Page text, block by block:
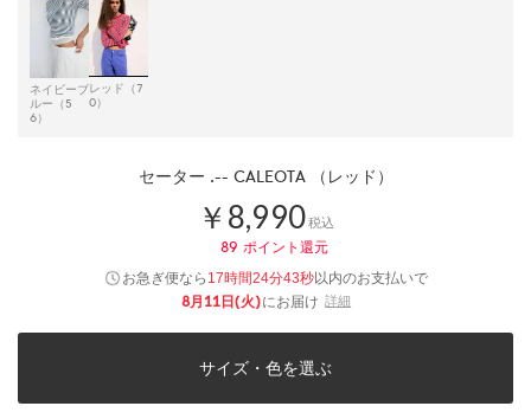
ネイビーブ
ルー（5
6）
レッド（7
0）
セーター .-- CALEOTA （レッド）
￥8,990税込
89 ポイント還元
お急ぎ便なら 17時間24分43秒以内のお支払いで
8月11日(火)にお届け 詳細
サイズ・色を選ぶ